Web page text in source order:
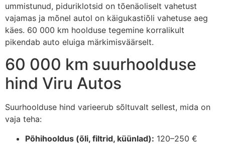
ummistunud, piduriklotsid on tõenäoliselt vahetust
vajamas ja mõnel autol on käigukastiõli vahetuse aeg
käes. 60 000 km hoolduse tegemine korralikult
pikendab auto eluiga märkimisväärselt.
60 000 km suurhoolduse
hind Viru Autos
Suurhoolduse hind varieerub sõltuvalt sellest, mida on
vaja teha:
Põhihooldus (õli, filtrid, küünlad): 120–250 €